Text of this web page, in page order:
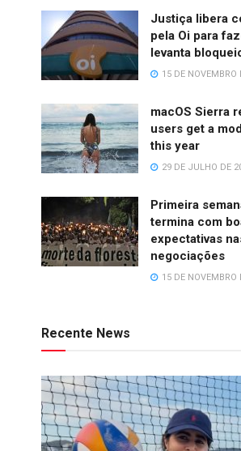
Justiça libera
pela Oi para
levanta
15 DE NOVEMBRO
macOS Sierra
users get a
this year
29 DE JULHO DE
Primeira
termina com
expectativas
negociações
15 DE NOVEMBRO
Recente News